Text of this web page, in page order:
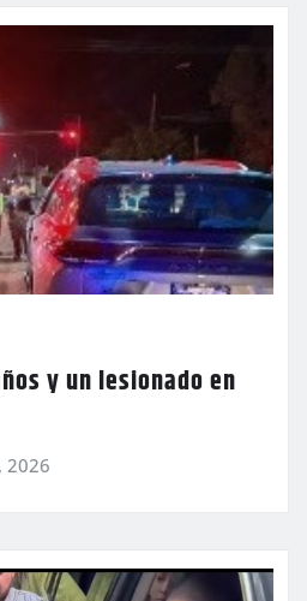
y un lesionado en
2026